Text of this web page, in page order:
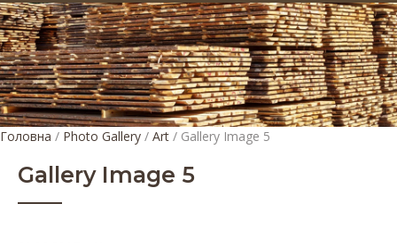
Головна / Photo Gallery / Art / Gallery Image 5
Gallery Image 5